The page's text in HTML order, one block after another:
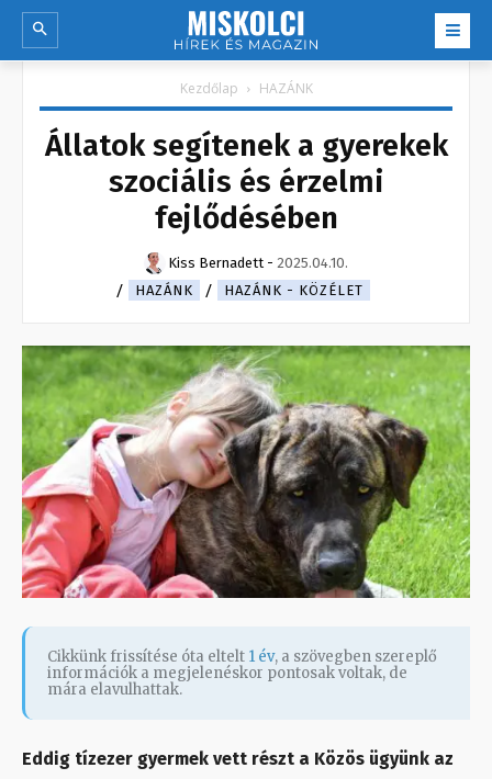
Kezdőlap HAZÁNK
Állatok segítenek a gyerekek
szociális és érzelmi
fejlődésében
Kiss Bernadett - 2025.04.10.
HAZÁNK
HAZÁNK - KÖZÉLET
Cikkünk frissítése óta eltelt 1 év, a szövegben szereplő
információk a megjelenéskor pontosak voltak, de
mára elavulhattak.
Eddig tízezer gyermek vett részt a Közös ügyünk az